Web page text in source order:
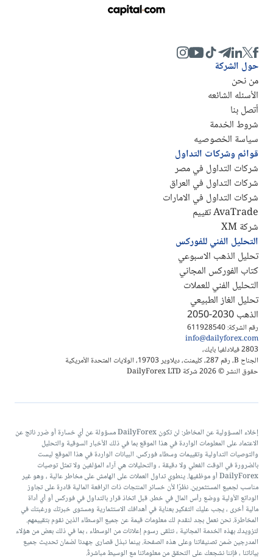
رقم الشركة: 611928540
info@dailyforex.com
2803 فيلادلفيا بايك،
الجناح B، رقم 287، كليمنت، ديلاوير 19703، الولايات المتحدة الأمريكية
حقوق النشر © 2026 شركة DailyForex LTD
حول الشركة
من نحن
الأسئله الشائعه
أتصل بنا
شروط الخدمة
سياسة الخصوصيه
قوائم وشركات التداول
شركات التداول في مصر
شركات التداول في العراق
شركات التداول في الامارات
AvaTrade تقييم
شركة XM
التحليل الفني للفوركس
تحليل الذهب الاسبوعي
كتاب الفوركس المجاني
التحليل الفني للعملات
تحليل الغاز الطبيعي
الذهب 2030-2050
إخلاء المسؤولية عن المخاطر: لن تكون DailyForex مسؤولة عن أي خسارة أو ضرر ناتج عن
الاعتماد على المعلومات الواردة في هذا الموقع بما في ذلك الأخبار السوقية والتحليل
والتوصيات التداولية وتقييمات وسطاء فوركس. البيانات الواردة في هذا الموقع ليست
بالضرورة في الوقت الفعلي ولا دقيقة ، والتحليلات هي آراء المؤلفين ولا تمثل توصيات
DailyForex أو موظفيها. ينطوي تداول العملات على الهامش على مخاطر عالية ، وهو غير
مناسب لجميع المستثمرين. نظرًا لأن خسائر المنتجات ذات الرافعة المالية قادرة على تجاوز
الودائع الأولية ووضع رأس المال في خطر. قبل اتخاذ قرار بالتداول في فوركس أو أي أداة
مالية أخرى ، يجب عليك التفكير بعناية في أهدافك الاستثمارية ومستوى خبرتك ورغبتك في
المخاطرة. نحن نعمل بجد لنقدم لك معلومات قيمة عن جميع الوسطاء الذين نقوم بتقييمهم.
لتزويدك بهذه الخدمة المجانية ، نتلقى رسوم إعلانات من الوسطاء ، بما في ذلك بعض من هؤلاء
المدرجين ضمن تصنيفاتنا وعلى هذه الصفحة. بينما نبذل قصارى جهدنا لضمان تحديث جميع
بياناتنا ، فإننا نشجعك على التحقق من معلوماتنا مع الوسيط مباشرةً.